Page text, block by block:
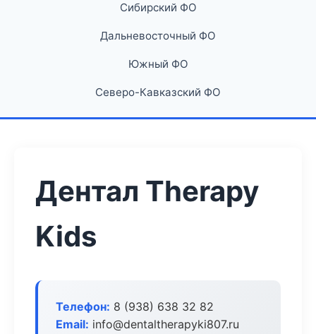
Сибирский ФО
Дальневосточный ФО
Южный ФО
Северо-Кавказский ФО
Дентал Therapy
Kids
Телефон: 8 (938) 638 32 82
Email: info@dentaltherapyki807.ru